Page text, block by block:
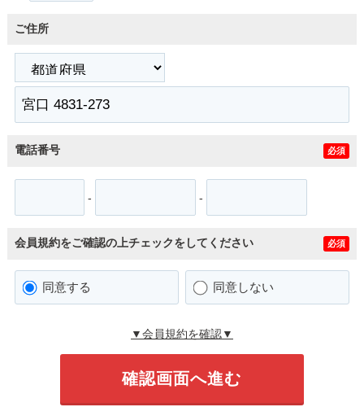
ご住所
電話番号 必須
- -
会員規約をご確認の上チェックをしてください 必須
同意する 同意しない
▼会員規約を確認▼